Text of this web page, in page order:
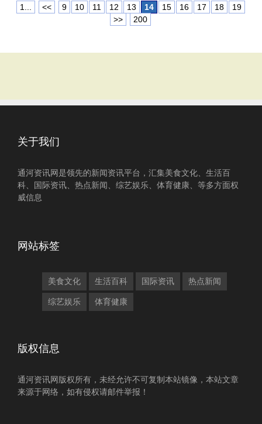
1... << 9 10 11 12 13 14 15 16 17 18
19
>>
200
关于我们
通河资讯网是领先的新闻资讯平台，汇集美食文化、生活百
科、国际资讯、热点新闻、综艺娱乐、体育健康、等多方面权
威信息
网站标签
美食文化 生活百科 国际资讯 热点新闻
综艺娱乐 体育健康
版权信息
通河资讯网版权所有，未经允许不可复制本站镜像，本站文章
来源于网络，如有侵权请邮件举报！